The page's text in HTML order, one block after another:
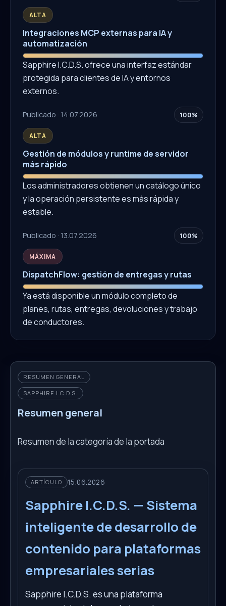
ALTA
Integraciones MCP externas para IA y
automatización
Sapphire I.C.D.S. ofrece una interfaz estándar
protegida para clientes de IA y entornos
externos.
Publicado · 14.07.2026 100%
ALTA
Gestión de módulos y runtime de servidor
más rápido
Los administradores obtienen un catálogo único
y la operación persistente es más rápida y
estable.
Publicado · 13.07.2026 100%
MÁXIMA
DispatchFlow: gestión de entregas y rutas
Ya está disponible un módulo completo de
planes, rutas, entregas, devoluciones y trabajo
de conductores.
RESUMEN GENERAL
SAPPHIRE I.C.D.S.
Resumen general
Resumen de la categoría de la portada
ARTÍCULO 15.06.2026
Sapphire I.C.D.S. — Sistema
inteligente de desarrollo de
contenido para plataformas
empresariales serias
Sapphire I.C.D.S. es una plataforma